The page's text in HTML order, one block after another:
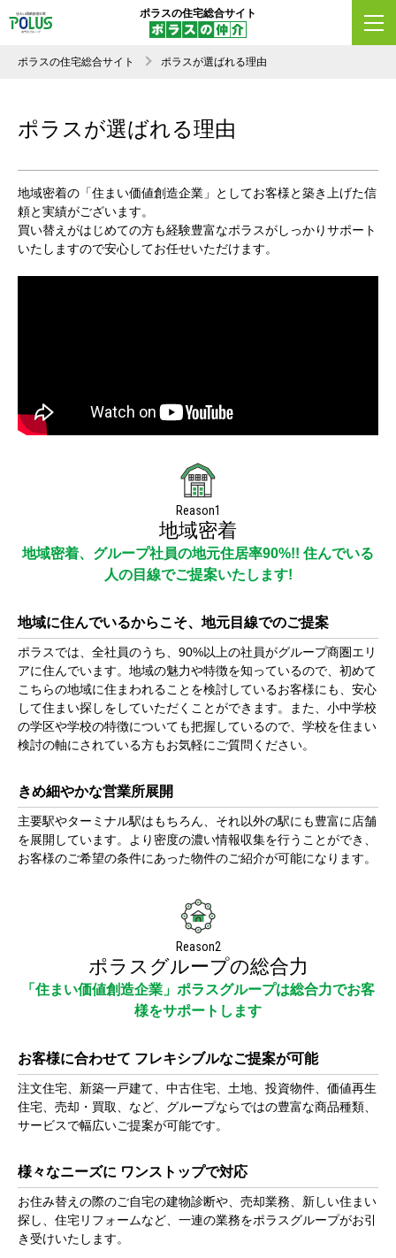
ポラスの住宅総合サイト
ポラスの住宅総合サイト ポラスが選ばれる理由
ポラスが選ばれる理由
地域密着の「住まい価値創造企業」としてお客様と築き上げた信
頼と実績がございます。
買い替えがはじめての方も経験豊富なポラスがしっかりサポート
いたしますので安心してお任せいただけます。
Reason1
地域密着
地域密着、グループ社員の地元住居率90%!! 住んでいる
人の目線でご提案いたします!
地域に住んでいるからこそ、地元目線でのご提案
ポラスでは、全社員のうち、90%以上の社員がグループ商圏エリ
アに住んでいます。地域の魅力や特徴を知っているので、初めて
こちらの地域に住まわれることを検討しているお客様にも、安心
して住まい探しをしていただくことができます。また、小中学校
の学区や学校の特徴についても把握しているので、学校を住まい
検討の軸にされている方もお気軽にご質問ください。
きめ細やかな営業所展開
主要駅やターミナル駅はもちろん、それ以外の駅にも豊富に店舗
を展開しています。より密度の濃い情報収集を行うことができ、
お客様のご希望の条件にあった物件のご紹介が可能になります。
Reason2
ポラスグループの総合力
「住まい価値創造企業」ポラスグループは総合力でお客
様をサポートします
お客様に合わせて フレキシブルなご提案が可能
注文住宅、新築一戸建て、中古住宅、土地、投資物件、価値再生
住宅、売却・買取、など、グループならではの豊富な商品種類、
サービスで幅広いご提案が可能です。
様々なニーズに ワンストップで対応
お住み替えの際のご自宅の建物診断や、売却業務、新しい住まい
探し、住宅リフォームなど、一連の業務をポラスグループがお引
き受けいたします。